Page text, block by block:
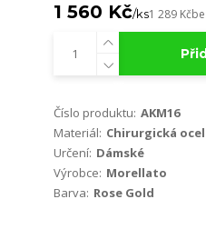
1 560 Kč/ks1 289 Kč
Číslo produktu: AKM16
Materiál: Chirurgická ocel
Určení: Dámské
Výrobce: Morellato
Barva: Rose Gold